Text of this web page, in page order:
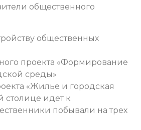
общественного
общественных
проекта «Формирование
среды»
«Жилье и городская
столице идет к
побывали на трех